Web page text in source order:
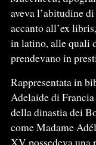
aveva l’abitudine
accanto all’ex
in latino, alle quali
prendevano in
Rappresentata in
Adelaide di
della dinastia dei
come Madame
XV possedeva